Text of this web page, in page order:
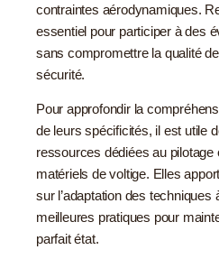
contraintes aérodynamiques.
essentiel pour participer à des
sans compromettre la qualité
sécurité.
Pour approfondir la
de leurs spécificités, il est utile
ressources dédiées au pilotage
matériels de voltige. Elles
sur l’adaptation des techniques
meilleures pratiques pour
parfait état.